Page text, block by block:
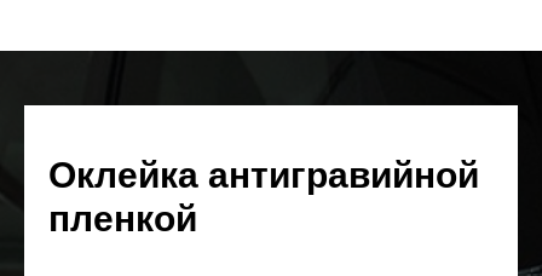
Оклейка антигравийной
пленкой